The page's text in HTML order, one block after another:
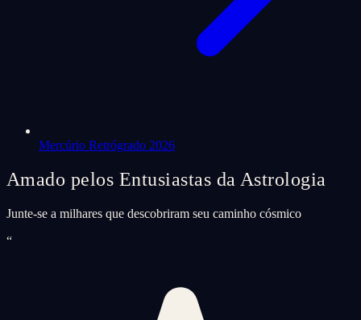
Mercúrio Retrógrado 2026
Amado pelos Entusiastas da Astrologia
Junte-se a milhares que descobriram seu caminho cósmico
“